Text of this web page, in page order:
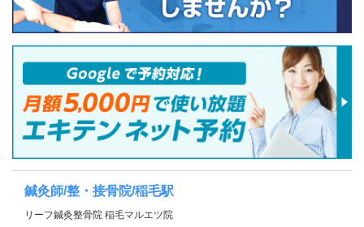
鍼灸師/整・接骨院/稲毛駅
リーフ鍼灸整骨院 稲毛マルエツ院